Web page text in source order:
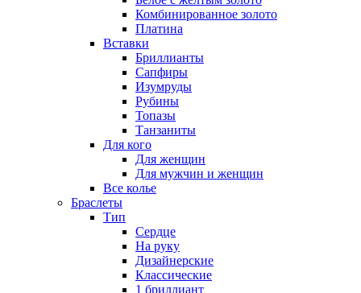
Комбинированное золото
Платина
Вставки
Бриллианты
Сапфиры
Изумруды
Рубины
Топазы
Танзаниты
Для кого
Для женщин
Для мужчин и женщин
Все колье
Браслеты
Тип
Сердце
На руку
Дизайнерские
Классические
1 бриллиант